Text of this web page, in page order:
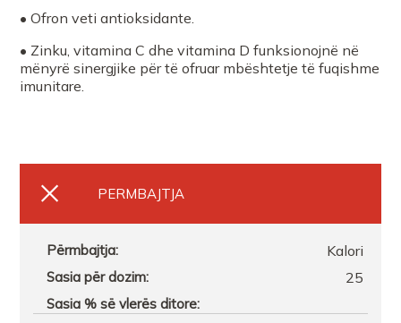
• Ofron veti antioksidante.
• Zinku, vitamina C dhe vitamina D funksionojnë në
mënyrë sinergjike për të ofruar mbështetje të fuqishme
imunitare.
PERMBAJTJA
Kalori
25